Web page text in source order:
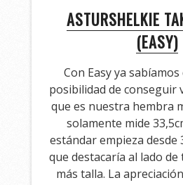
ASTURSHELKIE
(EASY)
Con Easy ya
posibilidad de conseguir
que es nuestra hembra
solamente mide
estándar empieza desde
que destacaría al lado de
más talla. La